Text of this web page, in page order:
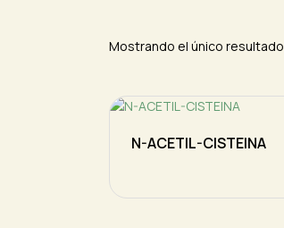
Mostrando el único resultado
N-ACETIL-CISTEINA